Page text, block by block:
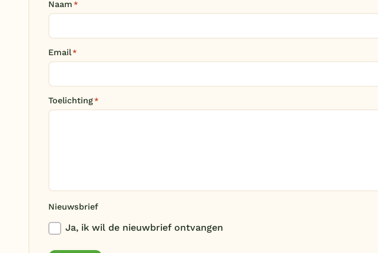
Naam *
Email*
Toelichting*
Nieuwsbrief
Ja, ik wil de nieuwbrief ontvangen